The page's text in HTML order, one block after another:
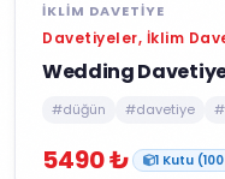
İKLIM DAVETIYE
Davetiyeler, İklim
Wedding
#düğün #davetiye
5490 ₺ 1 Kutu